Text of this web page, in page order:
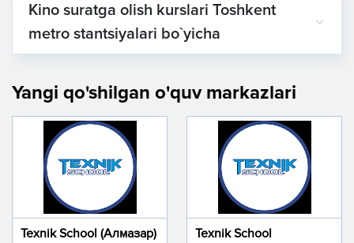
Kino suratga olish kurslari Toshkent
metro stantsiyalari bo`yicha
Yangi qo'shilgan o'quv markazlari
Texnik School (Алмазар)
Texnik School